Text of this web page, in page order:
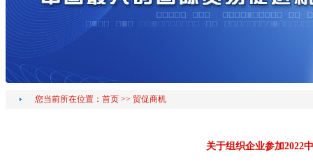
您当前所在位置： 首页>> 贸促商机
关于组织企业参加2022